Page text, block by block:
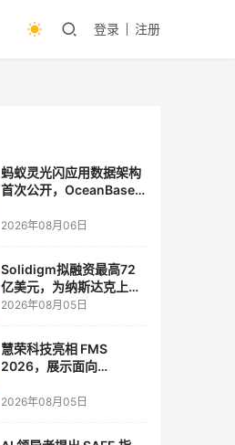
登录 注册
蚂蚁灵光闪应用数据架构
首次公开，OceanBase
2026年08月06日
Solidigm拟融资最高72
亿美元，为纳斯达克上市
做准备
2026年08月05日
慧荣科技亮相 FMS
2026，展示面向
存储方案
2026年08月05日